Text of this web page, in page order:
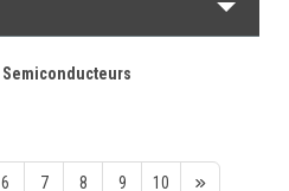
Semiconducteurs
6 7 8 9 10